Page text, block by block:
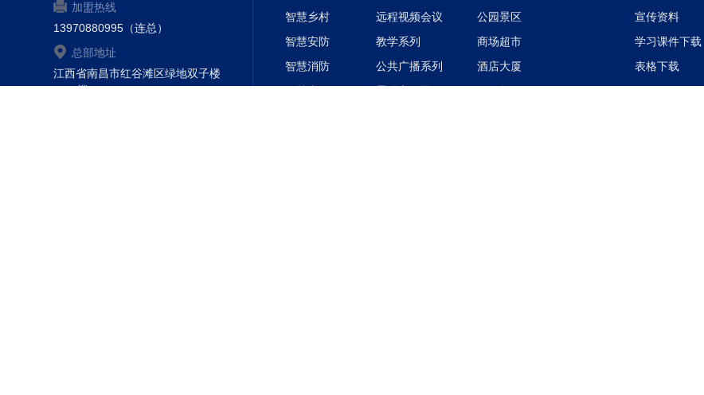
加盟热线
13970880995（连总）
总部地址
江西省南昌市红谷滩区绿地双子楼
A2-5楼
智慧乡村
智慧安防
智慧消防
远程视频会议
教学系列
公共广播系列
公园景区
商场超市
酒店大厦
宣传资料
学习课件下载
表格下载